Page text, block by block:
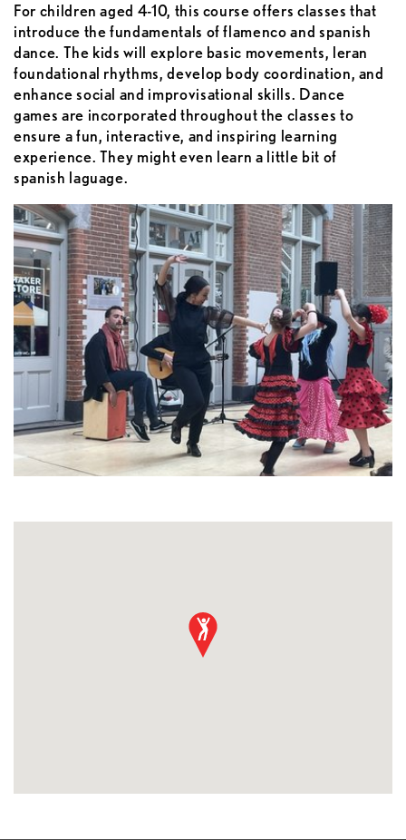
For children aged 4-10, this course offers classes that
introduce the fundamentals of flamenco and spanish
dance. The kids will explore basic movements, leran
foundational rhythms, develop body coordination, and
enhance social and improvisational skills. Dance
games are incorporated throughout the classes to
ensure a fun, interactive, and inspiring learning
experience. They might even learn a little bit of
spanish laguage.